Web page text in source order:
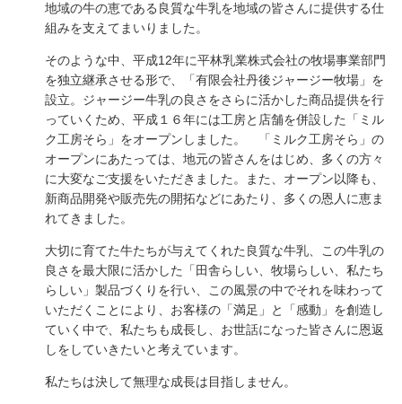
地域の牛の恵である良質な牛乳を地域の皆さんに提供する仕
組みを支えてまいりました。
そのような中、平成12年に平林乳業株式会社の牧場事業部門
を独立継承させる形で、「有限会社丹後ジャージー牧場」を
設立。ジャージー牛乳の良さをさらに活かした商品提供を行
っていくため、平成１６年には工房と店舗を併設した「ミル
ク工房そら」をオープンしました。 「ミルク工房そら」の
オープンにあたっては、地元の皆さんをはじめ、多くの方々
に大変なご支援をいただきました。また、オープン以降も、
新商品開発や販売先の開拓などにあたり、多くの恩人に恵ま
れてきました。
大切に育てた牛たちが与えてくれた良質な牛乳、この牛乳の
良さを最大限に活かした「田舎らしい、牧場らしい、私たち
らしい」製品づくりを行い、この風景の中でそれを味わって
いただくことにより、お客様の「満足」と「感動」を創造し
ていく中で、私たちも成長し、お世話になった皆さんに恩返
しをしていきたいと考えています。
私たちは決して無理な成長は目指しません。